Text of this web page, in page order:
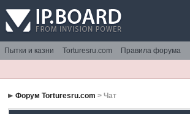
Пытки и казни Torturesru.com Правила форума
Форум Torturesru.com > Чат